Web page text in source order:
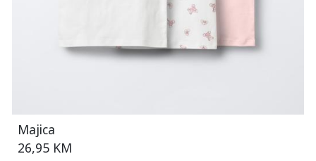
Majica
26,95 KM